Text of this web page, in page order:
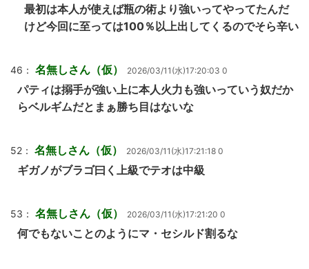
最初は本人が使えば瓶の術より強いってやってたんだ
けど今回に至っては100％以上出してくるのでそら辛い
46： 名無しさん（仮） 2026/03/11(水)17:20:03 0
パティは搦手が強い上に本人火力も強いっていう奴だか
らベルギムだとまぁ勝ち目はないな
52： 名無しさん（仮） 2026/03/11(水)17:21:18 0
ギガノがブラゴ曰く上級でテオは中級
53： 名無しさん（仮） 2026/03/11(水)17:21:20 0
何でもないことのようにマ・セシルド割るな